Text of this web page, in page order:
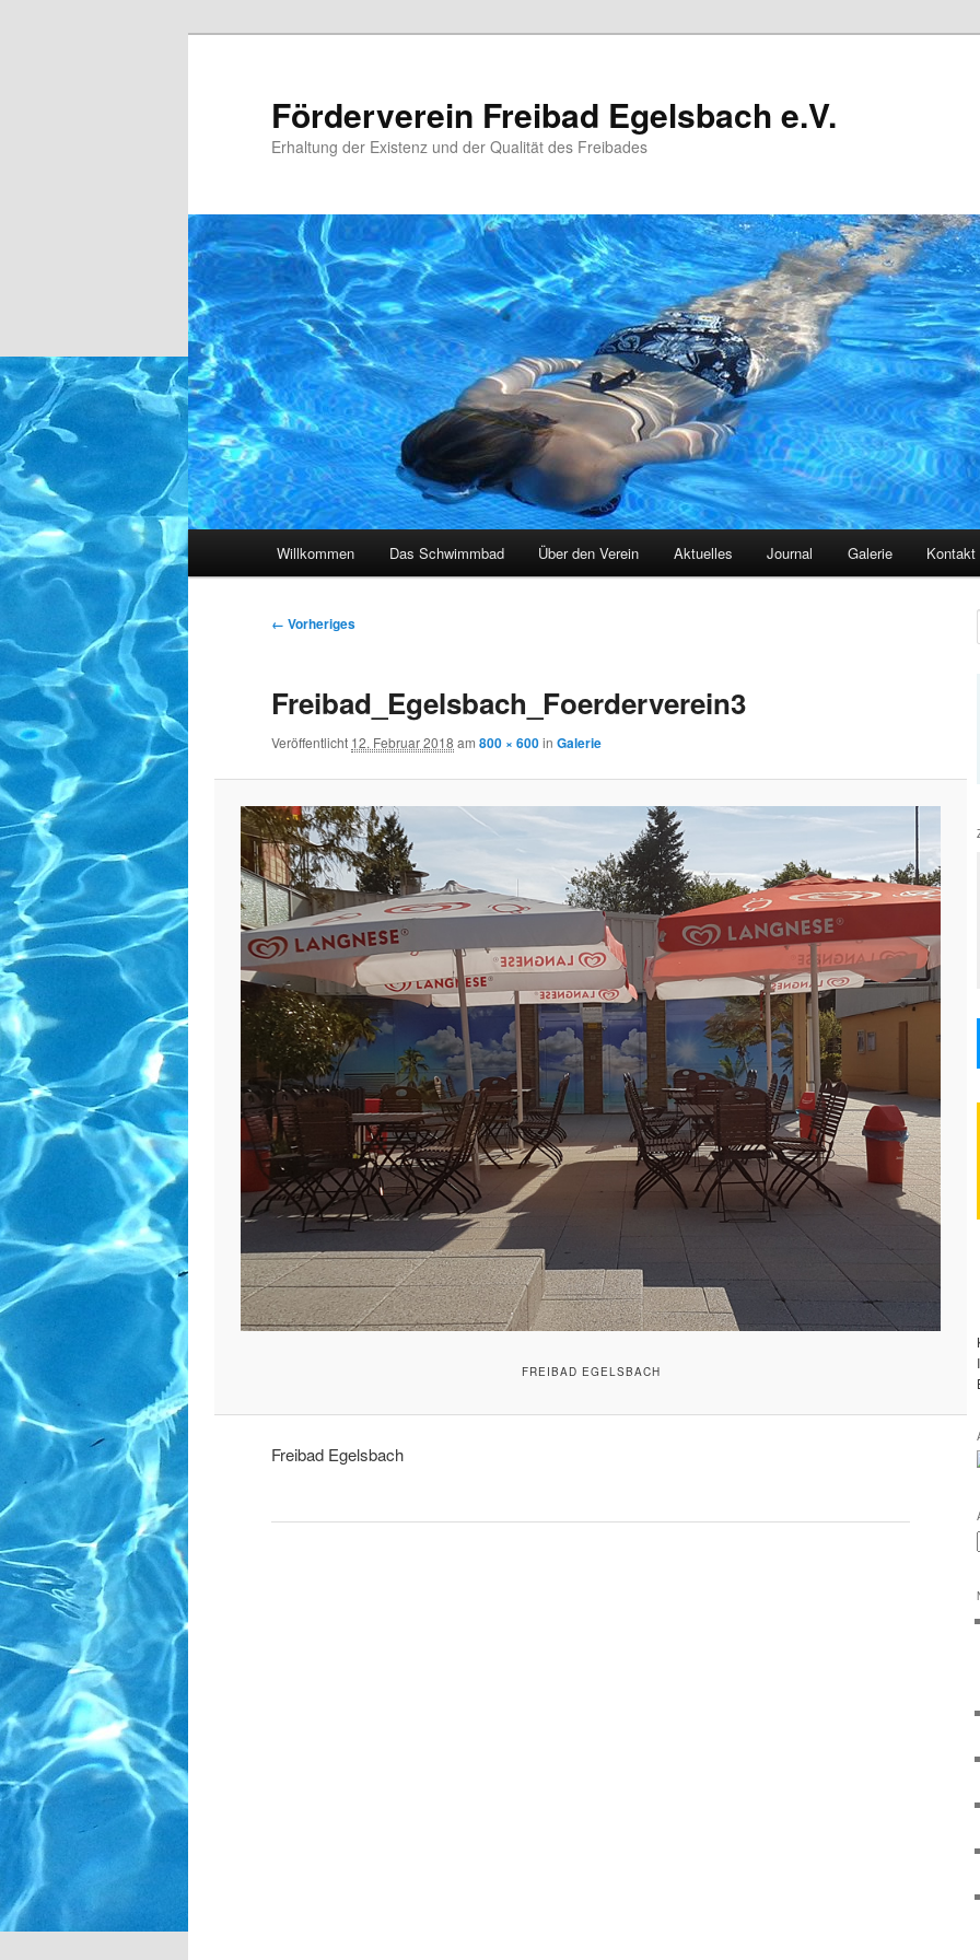
Förderverein Freibad Egelsbach e.V.
Erhaltung der Existenz und der Qualität des Freibades
Willkommen Das Schwimmbad Über den Verein Aktuelles Journal Galerie Kontakt
Bilder-
← Vorheriges
Freibad_Egelsbach_Foerderverein3
Veröffentlicht 12. Februar 2018 am 800 × 600in Galerie
FREIBAD EGELSBACH
Freibad Egelsbach